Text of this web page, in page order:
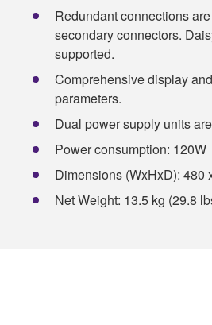
Redundant connections
secondary connectors.
supported.
Comprehensive display
parameters.
Dual power supply units
Power consumption: 120W
Dimensions (WxHxD): 480
Net Weight: 13.5 kg (29.8